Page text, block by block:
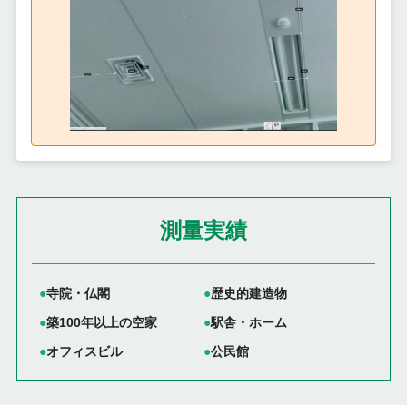
測量実績
寺院・仏閣
歴史的建造物
築100年以上の空家
駅舎・ホーム
オフィスビル
公民館